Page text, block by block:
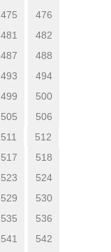
475
476
481
482
487
488
493
494
499
500
505
506
511
512
517
518
523
524
529
530
535
536
541
542